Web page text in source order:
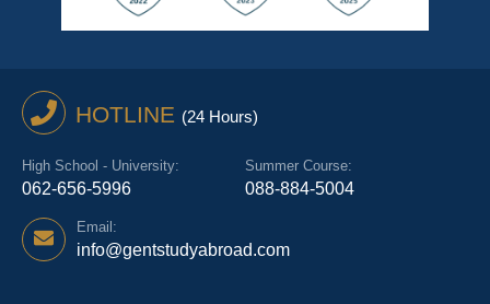
HOTLINE (24 Hours)
High School - University:
062-656-5996
Summer Course:
088-884-5004
Email:
info@gentstudyabroad.com